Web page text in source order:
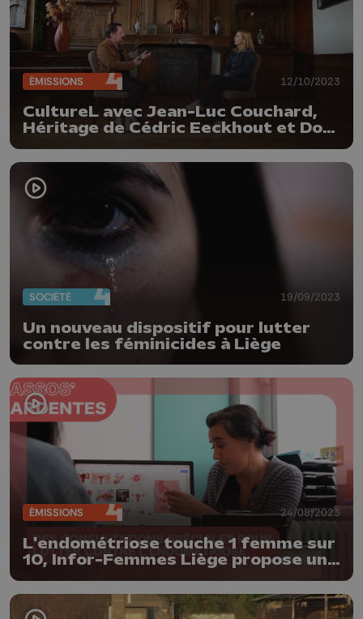
ÉMISSIONS 12/10/2023
CultureL avec Jean-Luc Couchard,
Héritage de Cédric Eeckhout et Doc
SOCIÉTÉ 19/09/2023
Un nouveau dispositif pour lutter
contre les féminicides à Liège
ÉMISSIONS 24/08/2023
L'endométriose touche 1 femme sur
10, Infor-Femmes Liège propose une